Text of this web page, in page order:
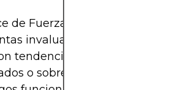
de Fuerza Relativa (RSI) y el
invaluables para los traders
tendencia, estos indicadores
o sobrevendidos durante